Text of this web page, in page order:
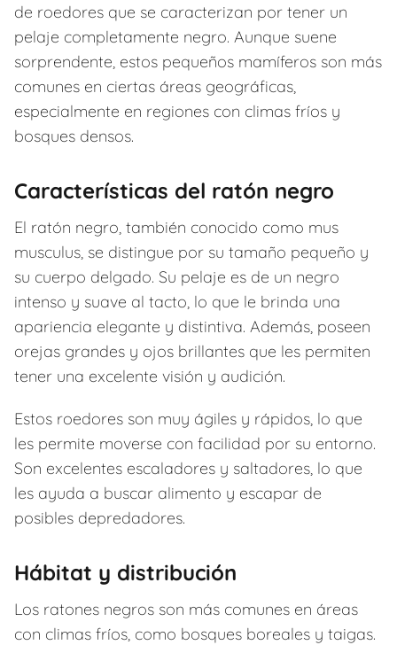
de roedores que se caracterizan por tener un
pelaje completamente negro. Aunque suene
sorprendente, estos pequeños mamíferos son más
comunes en ciertas áreas geográficas,
especialmente en regiones con climas fríos y
bosques densos.
Características del ratón negro
El ratón negro, también conocido como mus
musculus, se distingue por su tamaño pequeño y
su cuerpo delgado. Su pelaje es de un negro
intenso y suave al tacto, lo que le brinda una
apariencia elegante y distintiva. Además, poseen
orejas grandes y ojos brillantes que les permiten
tener una excelente visión y audición.
Estos roedores son muy ágiles y rápidos, lo que
les permite moverse con facilidad por su entorno.
Son excelentes escaladores y saltadores, lo que
les ayuda a buscar alimento y escapar de
posibles depredadores.
Hábitat y distribución
Los ratones negros son más comunes en áreas
con climas fríos, como bosques boreales y taigas.